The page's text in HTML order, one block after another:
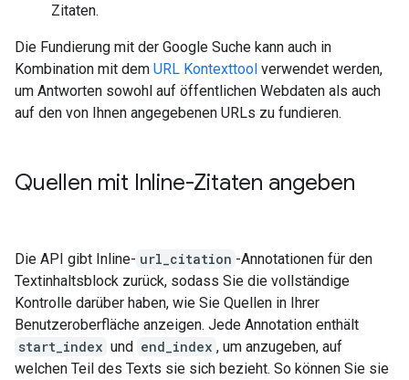
Zitaten.
Die Fundierung mit der Google Suche kann auch in
Kombination mit dem URL Kontexttool verwendet werden,
um Antworten sowohl auf öffentlichen Webdaten als auch
auf den von Ihnen angegebenen URLs zu fundieren.
Quellen mit Inline-Zitaten angeben
Die API gibt Inline- url_citation -Annotationen für den
Textinhaltsblock zurück, sodass Sie die vollständige
Kontrolle darüber haben, wie Sie Quellen in Ihrer
Benutzeroberfläche anzeigen. Jede Annotation enthält
start_index und end_index , um anzugeben, auf
welchen Teil des Texts sie sich bezieht. So können Sie sie